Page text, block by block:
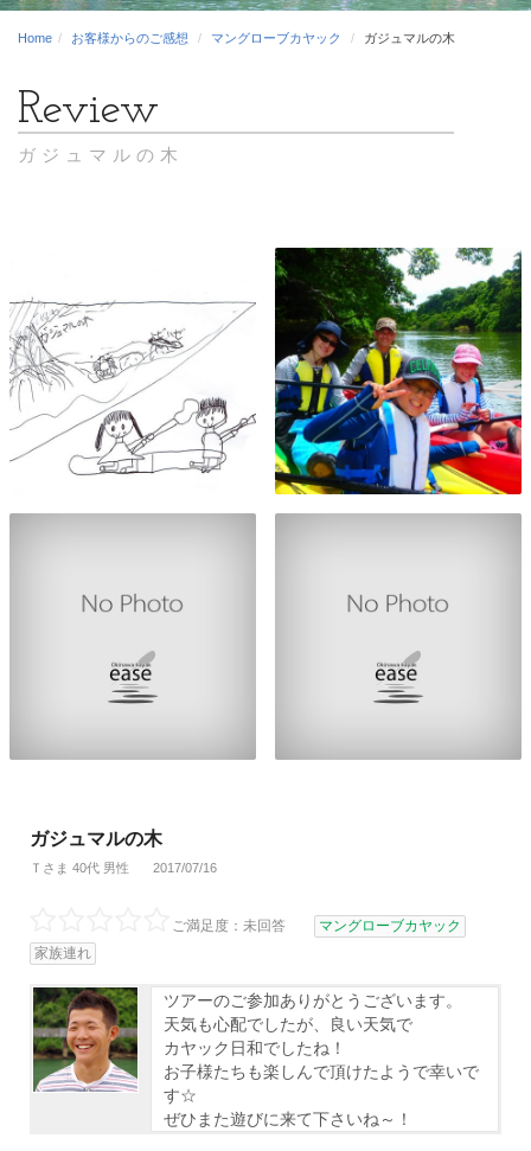
Home お客様からのご感想 マングローブカヤック ガジュマルの木
ガジュマルの木
ガジュマルの木
Ｔさま 40代 男性 2017/07/16
ご満足度：未回答
マングローブカヤック
家族連れ
ツアーのご参加ありがとうございます。
天気も心配でしたが、良い天気で
カヤック日和でしたね！
お子様たちも楽しんで頂けたようで幸いで
す☆
ぜひまた遊びに来て下さいね～！